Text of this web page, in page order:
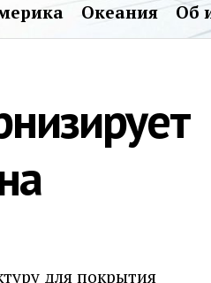
Океания Об
для покрытия